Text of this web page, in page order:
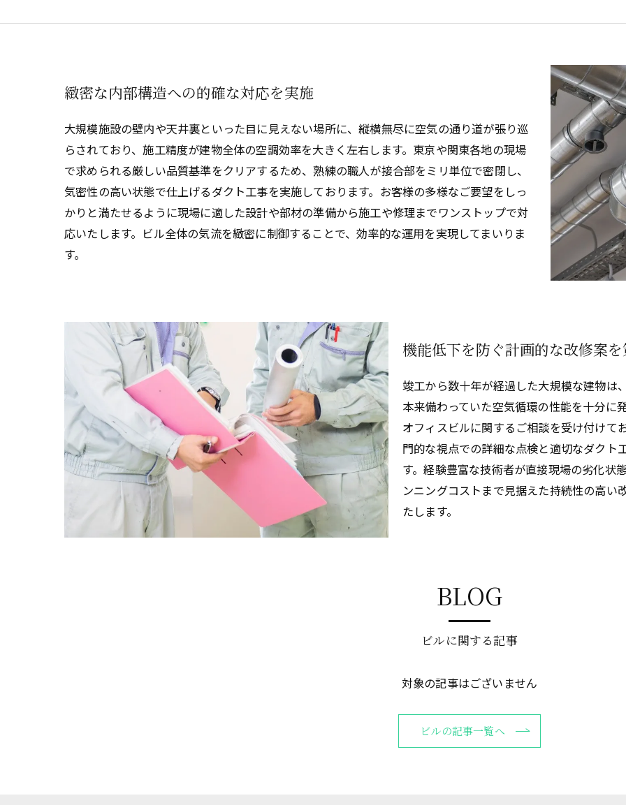
緻密な内部構造への的確な対応を実施
大規模施設の壁内や天井裏といった目に見えない場所に、縦横無尽に空気の通り道が張り巡
らされており、施工精度が建物全体の空調効率を大きく左右します。東京や関東各地の現場
で求められる厳しい品質基準をクリアするため、熟練の職人が接合部をミリ単位で密閉し、
気密性の高い状態で仕上げるダクト工事を実施しております。お客様の多様なご要望をしっ
かりと満たせるように現場に適した設計や部材の準備から施工や修理までワンストップで対
応いたします。ビル全体の気流を緻密に制御することで、効率的な運用を実現してまいりま
す。
機能低下を防ぐ計画的な改修案
竣工から数十年が経過した大規模な建物は
本来備わっていた空気循環の性能を十分に
オフィスビルに関するご相談を受け付けて
門的な視点での詳細な点検と適切なダクト
す。経験豊富な技術者が直接現場の劣化状
ンニングコストまで見据えた持続性の高
たします。
ビルに関する記事
BLOG
対象の記事はございません
ビルの記事一覧へ